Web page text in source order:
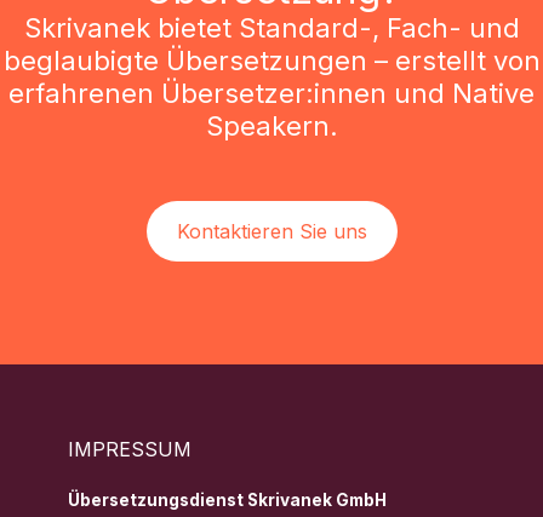
Skrivanek bietet Standard-, Fach- und
beglaubigte Übersetzungen – erstellt von
erfahrenen Übersetzer:innen und Native
Speakern.
Kontaktieren Sie uns
IMPRESSUM
Übersetzungsdienst Skrivanek GmbH